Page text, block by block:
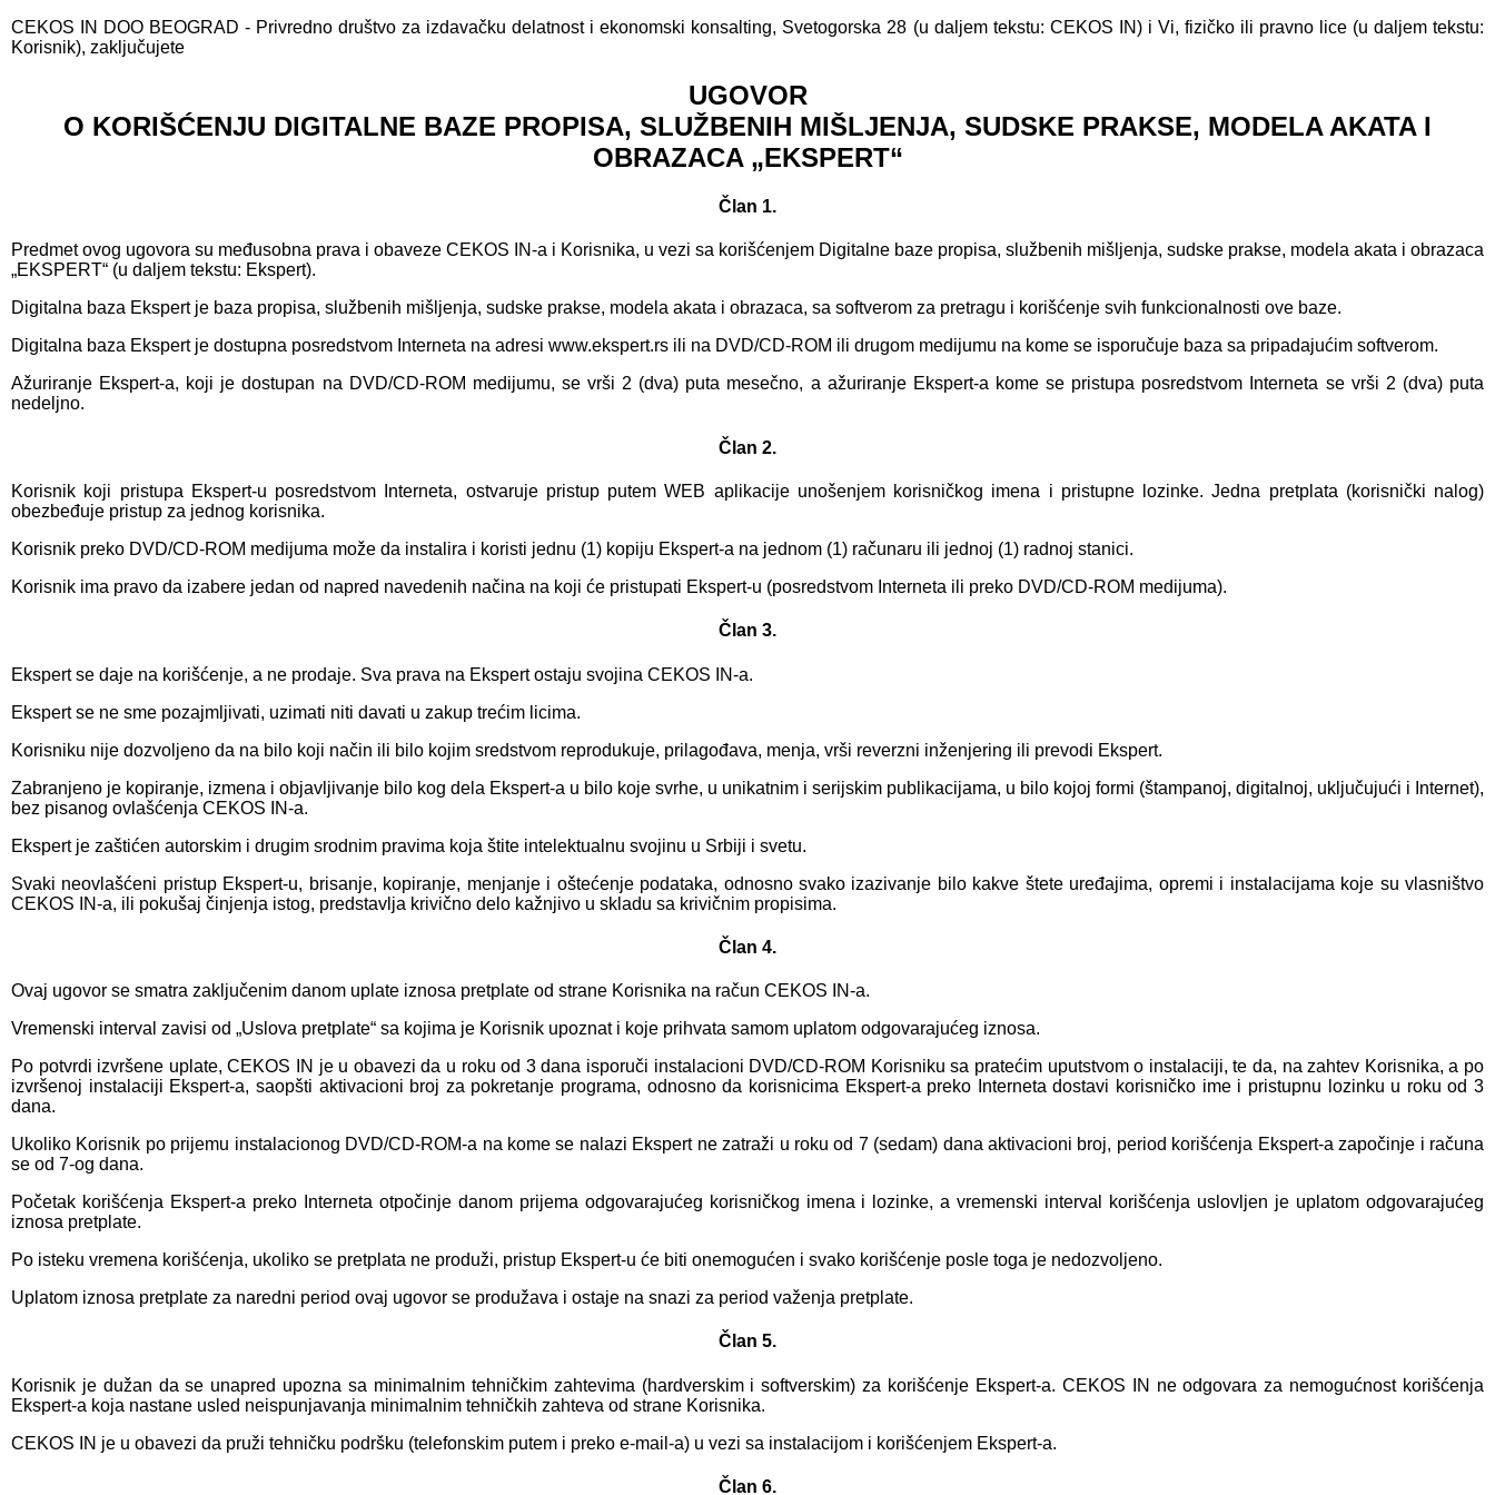
CEKOS IN DOO BEOGRAD - Privredno društvo za izdavačku delatnost i ekonomski konsalting, Svetogorska 28 (u daljem tekstu: CEKOS IN) i Vi, fizičko ili pravno lice (u daljem tekstu:
Korisnik), zaključujete
UGOVOR
O KORIŠĆENJU DIGITALNE BAZE PROPISA, SLUŽBENIH MIŠLJENJA, SUDSKE PRAKSE, MODELA AKATA I
OBRAZACA „EKSPERT“
Član 1.
Predmet ovog ugovora su međusobna prava i obaveze CEKOS IN-a i Korisnika, u vezi sa korišćenjem Digitalne baze propisa, službenih mišljenja, sudske prakse, modela akata i obrazaca
„EKSPERT“ (u daljem tekstu: Ekspert).
Digitalna baza Ekspert je baza propisa, službenih mišljenja, sudske prakse, modela akata i obrazaca, sa softverom za pretragu i korišćenje svih funkcionalnosti ove baze.
Digitalna baza Ekspert je dostupna posredstvom Interneta na adresi www.ekspert.rs ili na DVD/CD-ROM ili drugom medijumu na kome se isporučuje baza sa pripadajućim softverom.
Ažuriranje Ekspert-a, koji je dostupan na DVD/CD-ROM medijumu, se vrši 2 (dva) puta mesečno, a ažuriranje Ekspert-a kome se pristupa posredstvom Interneta se vrši 2 (dva) puta
nedeljno.
Član 2.
Korisnik koji pristupa Ekspert-u posredstvom Interneta, ostvaruje pristup putem WEB aplikacije unošenjem korisničkog imena i pristupne lozinke. Jedna pretplata (korisnički nalog)
obezbeđuje pristup za jednog korisnika.
Korisnik preko DVD/CD-ROM medijuma može da instalira i koristi jednu (1) kopiju Ekspert-a na jednom (1) računaru ili jednoj (1) radnoj stanici.
Korisnik ima pravo da izabere jedan od napred navedenih načina na koji će pristupati Ekspert-u (posredstvom Interneta ili preko DVD/CD-ROM medijuma).
Član 3.
Ekspert se daje na korišćenje, a ne prodaje. Sva prava na Ekspert ostaju svojina CEKOS IN-a.
Ekspert se ne sme pozajmljivati, uzimati niti davati u zakup trećim licima.
Korisniku nije dozvoljeno da na bilo koji način ili bilo kojim sredstvom reprodukuje, prilagođava, menja, vrši reverzni inženjering ili prevodi Ekspert.
Zabranjeno je kopiranje, izmena i objavljivanje bilo kog dela Ekspert-a u bilo koje svrhe, u unikatnim i serijskim publikacijama, u bilo kojoj formi (štampanoj, digitalnoj, uključujući i Internet),
bez pisanog ovlašćenja CEKOS IN-a.
Ekspert je zaštićen autorskim i drugim srodnim pravima koja štite intelektualnu svojinu u Srbiji i svetu.
Svaki neovlašćeni pristup Ekspert-u, brisanje, kopiranje, menjanje i oštećenje podataka, odnosno svako izazivanje bilo kakve štete uređajima, opremi i instalacijama koje su vlasništvo
CEKOS IN-a, ili pokušaj činjenja istog, predstavlja krivično delo kažnjivo u skladu sa krivičnim propisima.
Član 4.
Ovaj ugovor se smatra zaključenim danom uplate iznosa pretplate od strane Korisnika na račun CEKOS IN-a.
Vremenski interval zavisi od „Uslova pretplate“ sa kojima je Korisnik upoznat i koje prihvata samom uplatom odgovarajućeg iznosa.
Po potvrdi izvršene uplate, CEKOS IN je u obavezi da u roku od 3 dana isporuči instalacioni DVD/CD-ROM Korisniku sa pratećim uputstvom o instalaciji, te da, na zahtev Korisnika, a po
izvršenoj instalaciji Ekspert-a, saopšti aktivacioni broj za pokretanje programa, odnosno da korisnicima Ekspert-a preko Interneta dostavi korisničko ime i pristupnu lozinku u roku od 3
dana.
Ukoliko Korisnik po prijemu instalacionog DVD/CD-ROM-a na kome se nalazi Ekspert ne zatraži u roku od 7 (sedam) dana aktivacioni broj, period korišćenja Ekspert-a započinje i računa
se od 7-og dana.
Početak korišćenja Ekspert-a preko Interneta otpočinje danom prijema odgovarajućeg korisničkog imena i lozinke, a vremenski interval korišćenja uslovljen je uplatom odgovarajućeg
iznosa pretplate.
Po isteku vremena korišćenja, ukoliko se pretplata ne produži, pristup Ekspert-u će biti onemogućen i svako korišćenje posle toga je nedozvoljeno.
Uplatom iznosa pretplate za naredni period ovaj ugovor se produžava i ostaje na snazi za period važenja pretplate.
Član 5.
Korisnik je dužan da se unapred upozna sa minimalnim tehničkim zahtevima (hardverskim i softverskim) za korišćenje Ekspert-a. CEKOS IN ne odgovara za nemogućnost korišćenja
Ekspert-a koja nastane usled neispunjavanja minimalnim tehničkih zahteva od strane Korisnika.
CEKOS IN je u obavezi da pruži tehničku podršku (telefonskim putem i preko e-mail-a) u vezi sa instalacijom i korišćenjem Ekspert-a.
Član 6.